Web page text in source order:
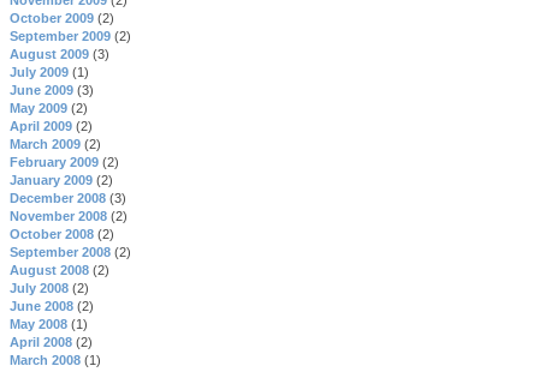
October 2009 (2)
September 2009 (2)
August 2009 (3)
July 2009 (1)
June 2009 (3)
May 2009 (2)
April 2009 (2)
March 2009 (2)
February 2009 (2)
January 2009 (2)
December 2008 (3)
November 2008 (2)
October 2008 (2)
September 2008 (2)
August 2008 (2)
July 2008 (2)
June 2008 (2)
May 2008 (1)
April 2008 (2)
March 2008 (1)